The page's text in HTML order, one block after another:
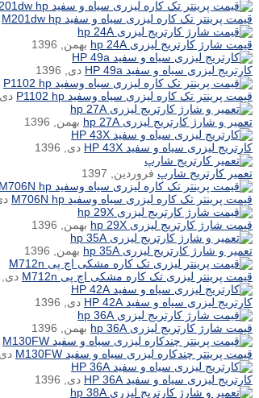
قیمت پرینتر تک کاره لیزری سیاه و سفید M201dw hp
قیمت شارژ کارتریج لیزری hp 24A
بهمن, 1396
کارتریج لیزری سیاه و سفید HP 49a
دی, 1396
قیمت پرینتر تک کاره لیزری سیاه وسفید P1102 hp
دی, 1396
تعمیر و شارژ کارتریج لیزری hp 27A
بهمن, 1396
کارتریج لیزری سیاه و سفید HP 43X
دی, 1396
تعمیر کارتریج شارپ فروردین, 1397
قیمت پرینتر تک کاره لیزری سیاه وسفید M706N hp
دی,
قیمت شارژ کارتریج لیزری hp 29X
بهمن, 1396
تعمیر و شارژ کارتریج لیزری hp 35A
بهمن, 1396
قیمت پرینتر لیزری تک کاره مشکی اچ پی M712n
دی, 1396
کارتریج لیزری سیاه و سفید HP 42A
دی, 1396
قیمت شارژ کارتریج لیزری hp 36A
بهمن, 1396
قیمت پرینتر چندکاره لیزری سیاه و سفید M130FW
دی,
کارتریج لیزری سیاه و سفید HP 36A
دی, 1396